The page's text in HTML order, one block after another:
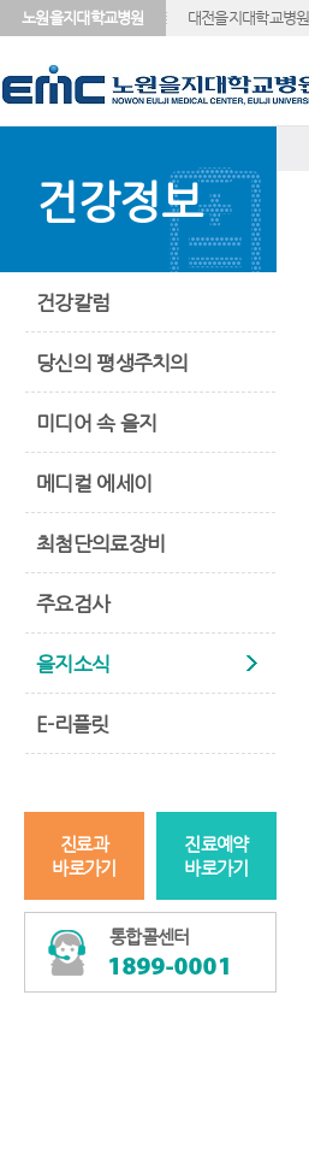
노원을지대학교병원 대전을지대학교병원
건강정보
건강칼럼
당신의 평생주치의
미디어 속 을지
메디컬 에세이
최첨단의료장비
주요검사
을지소식
E-리플릿
진료과
바로가기
진료예약
바로가기
통합콜센터